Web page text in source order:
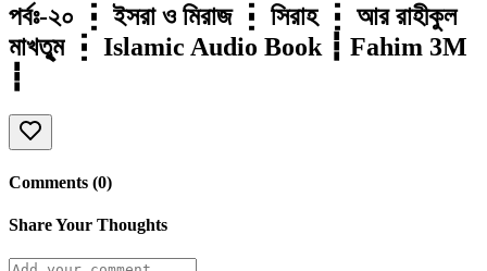
পর্বঃ-২০ ┇ ইসরা ও মিরাজ ┇ সিরাহ ┇ আর রাহীকুল
মাখতুৃম ┇ Islamic Audio Book ┇ Fahim 3M
┇
Comments (0)
Share Your Thoughts